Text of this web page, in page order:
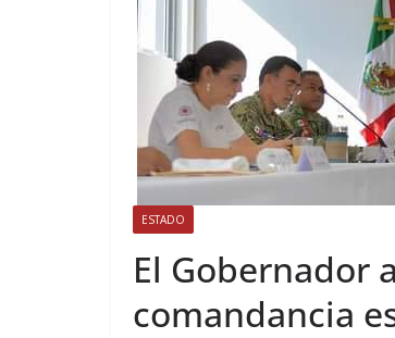
ESTADO
El Gobernador
comandancia